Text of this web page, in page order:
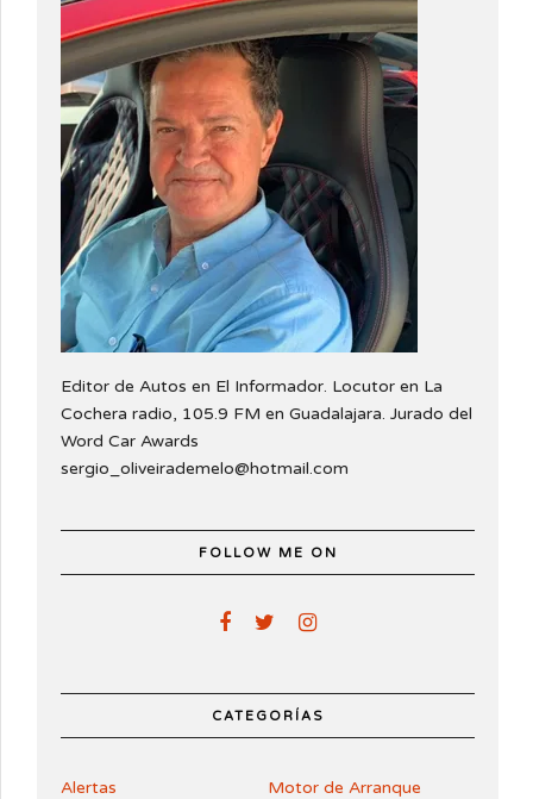
Editor de Autos en El Informador. Locutor en La
Cochera radio, 105.9 FM en Guadalajara. Jurado del
Word Car Awards
sergio_oliveirademelo@hotmail.com
FOLLOW ME ON
CATEGORÍAS
Alertas Motor de Arranque